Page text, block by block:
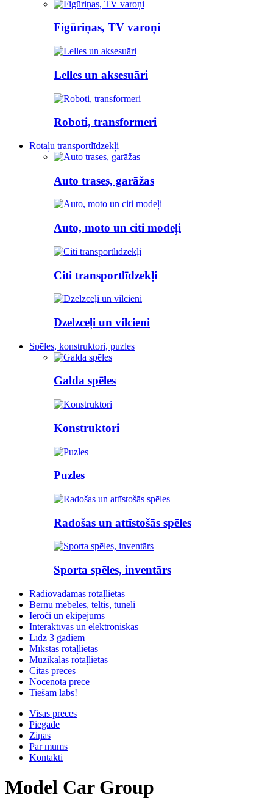
Figūriņas, TV varoņi
Lelles un aksesuāri
Roboti, transformeri
Rotaļu transportlīdzekļi
Auto trases, garāžas
Auto, moto un citi modeļi
Citi transportlīdzekļi
Dzelzceļi un vilcieni
Spēles, konstruktori, puzles
Galda spēles
Konstruktori
Puzles
Radošas un attīstošās spēles
Sporta spēles, inventārs
Radiovadāmās rotaļlietas
Bērnu mēbeles, teltis, tuneļi
Ieroči un ekipējums
Interaktīvas un elektroniskas
Līdz 3 gadiem
Mīkstās rotaļlietas
Muzikālās rotaļlietas
Citas preces
Nocenotā prece
Tiešām labs!
Visas preces
Piegāde
Ziņas
Par mums
Kontakti
Model Car Group